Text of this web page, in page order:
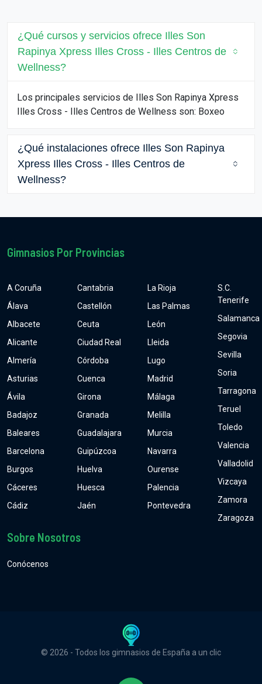
¿Qué cursos y servicios ofrece Illes Son
Rapinya Xpress Illes Cross - Illes Centros de
Wellness?
Los principales servicios de Illes Son Rapinya Xpress
Illes Cross - Illes Centros de Wellness son: Boxeo
¿Qué instalaciones ofrece Illes Son Rapinya
Xpress Illes Cross - Illes Centros de
Wellness?
Gimnasios Por Provincias
A Coruña
Álava
Albacete
Alicante
Almería
Asturias
Ávila
Badajoz
Baleares
Barcelona
Burgos
Cáceres
Cádiz
Cantabria
Castellón
Ceuta
Ciudad Real
Córdoba
Cuenca
Girona
Granada
Guadalajara
Guipúzcoa
Huelva
Huesca
Jaén
La Rioja
Las Palmas
León
Lleida
Lugo
Madrid
Málaga
Melilla
Murcia
Navarra
Ourense
Palencia
Pontevedra
S.C.
Tenerife
Salamanca
Segovia
Sevilla
Soria
Tarragona
Teruel
Toledo
Valencia
Valladolid
Vizcaya
Zamora
Zaragoza
Sobre Nosotros
Conócenos
© 2026 - Todos los gimnasios de España a un clic